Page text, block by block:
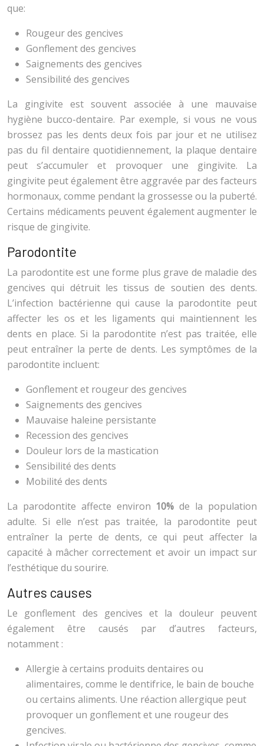
que:
Rougeur des gencives
Gonflement des gencives
Saignements des gencives
Sensibilité des gencives
La gingivite est souvent associée à une mauvaise
hygiène bucco-dentaire. Par exemple, si vous ne vous
brossez pas les dents deux fois par jour et ne utilisez
pas du fil dentaire quotidiennement, la plaque dentaire
peut s’accumuler et provoquer une gingivite. La
gingivite peut également être aggravée par des facteurs
hormonaux, comme pendant la grossesse ou la puberté.
Certains médicaments peuvent également augmenter le
risque de gingivite.
Parodontite
La parodontite est une forme plus grave de maladie des
gencives qui détruit les tissus de soutien des dents.
L’infection bactérienne qui cause la parodontite peut
affecter les os et les ligaments qui maintiennent les
dents en place. Si la parodontite n’est pas traitée, elle
peut entraîner la perte de dents. Les symptômes de la
parodontite incluent:
Gonflement et rougeur des gencives
Saignements des gencives
Mauvaise haleine persistante
Recession des gencives
Douleur lors de la mastication
Sensibilité des dents
Mobilité des dents
La parodontite affecte environ 10%de la population
adulte. Si elle n’est pas traitée, la parodontite peut
entraîner la perte de dents, ce qui peut affecter la
capacité à mâcher correctement et avoir un impact sur
l’esthétique du sourire.
Autres causes
Le gonflement des gencives et la douleur peuvent
également être causés par d’autres facteurs,
notamment :
Allergie à certains produits dentaires ou
alimentaires, comme le dentifrice, le bain de bouche
ou certains aliments. Une réaction allergique peut
provoquer un gonflement et une rougeur des
gencives.